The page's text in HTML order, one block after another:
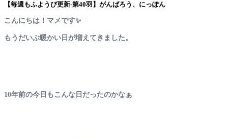
【毎週もふようび更新-第40羽】がんばろう、にっぽん
こんにちは！マメです✨
もうだいぶ暖かい日が増えてきました。
10年前の今日もこんな日だったのかなぁ